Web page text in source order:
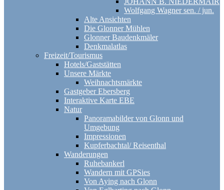
Wolfgang Wagner sen. / jun.
Alte Ansichten
Die Glonner Mühlen
Glonner Baudenkmäler
Denkmalatlas
Freizeit/Tourismus
Hotels/Gaststätten
Unsere Märkte
Weihnachtsmärkte
Gastgeber Ebersberg
Interaktive Karte EBE
Natur
Panoramabilder von Glonn und
Umgebung
Impressionen
Kupferbachtal/ Reisenthal
Wanderungen
Ruhebankerl
Wandern mit GPSies
Von Aying nach Glonn